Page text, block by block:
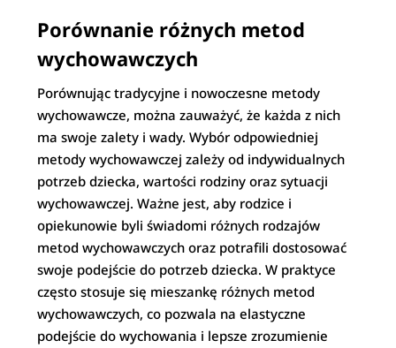
Porównanie różnych metod
wychowawczych
Porównując tradycyjne i nowoczesne metody
wychowawcze, można zauważyć, że każda z nich
ma swoje zalety i wady. Wybór odpowiedniej
metody wychowawczej zależy od indywidualnych
potrzeb dziecka, wartości rodziny oraz sytuacji
wychowawczej. Ważne jest, aby rodzice i
opiekunowie byli świadomi różnych rodzajów
metod wychowawczych oraz potrafili dostosować
swoje podejście do potrzeb dziecka. W praktyce
często stosuje się mieszankę różnych metod
wychowawczych, co pozwala na elastyczne
podejście do wychowania i lepsze zrozumienie